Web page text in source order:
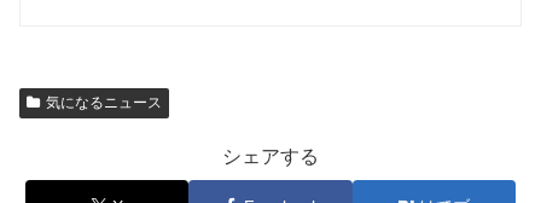
気になるニュース
シェアする